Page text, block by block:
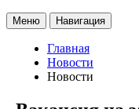
Меню Навигация
Главная
Новости
Новости